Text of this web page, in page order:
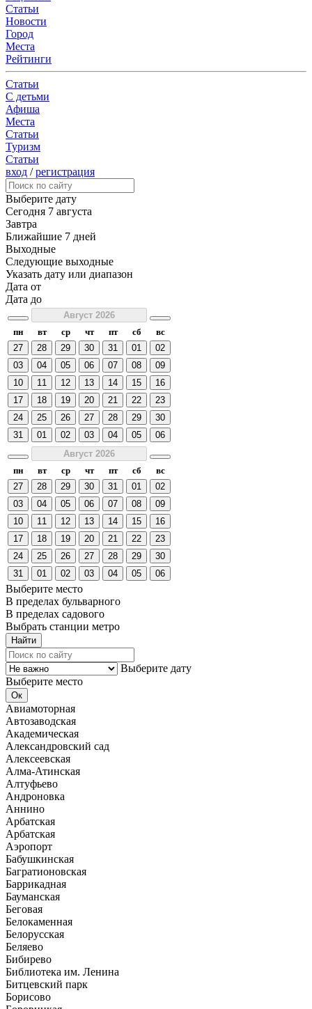
Статьи
Новости
Город
Места
Рейтинги
Статьи
С детьми
Афиша
Места
Статьи
Туризм
Статьи
вход /регистрация
Выберите дату
Сегодня 7 августа
Завтра
Ближайшие 7 дней
Выходные
Следующие выходные
Указать дату или диапазон
Дата от
Дата до
Август 2026
пн
вт ср чт пт сб
вс
27
28 29 30 31 01
02
03
04 05 06 07 08
09
10
11 12 13 14 15
16
17
18 19 20 21 22
23
24
25 26 27 28 29
30
31
01 02 03 04 05
06
Август 2026
пн
вт ср чт пт сб
вс
27
28 29 30 31 01
02
03
04 05 06 07 08
09
10
11 12 13 14 15
16
17
18 19 20 21 22
23
24
25 26 27 28 29
30
31
01 02 03 04 05 06
Выберите место
В пределах бульварного
В пределах садового
Выбрать станции метро
Выберите дату
Выберите место
Авиамоторная
Автозаводская
Академическая
Александровский сад
Алексеевская
Алма-Атинская
Алтуфьево
Андроновка
Аннино
Арбатская
Арбатская
Аэропорт
Бабушкинская
Багратионовская
Баррикадная
Бауманская
Беговая
Белокаменная
Белорусская
Беляево
Бибирево
Библиотека им. Ленина
Битцевский парк
Борисово